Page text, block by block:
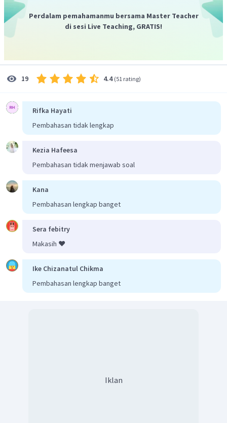
Perdalam pemahamanmu bersama Master Teacher
di sesi Live Teaching, GRATIS!
19 4.4 (51 rating)
Rifka Hayati
Pembahasan tidak lengkap
Kezia Hafeesa
Pembahasan tidak menjawab soal
Kana
Pembahasan lengkap banget
Sera febitry
Makasih ❤️
Ike Chizanatul Chikma
Pembahasan lengkap banget
Iklan